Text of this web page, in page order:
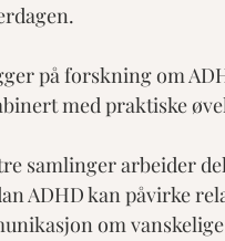
på forskning om
med praktiske
samlinger arbeider
ADHD kan påvirke
om